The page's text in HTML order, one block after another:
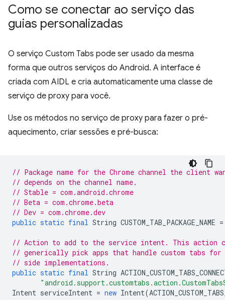
Como se conectar ao serviço das
guias personalizadas
O serviço Custom Tabs pode ser usado da mesma
forma que outros serviços do Android. A interface é
criada com AIDL e cria automaticamente uma classe de
serviço de proxy para você.
Use os métodos no serviço de proxy para fazer o pré-
aquecimento, criar sessões e pré-busca:
// Package name for the Chrome channel the client
// depends on the channel name.
// Stable = com.android.chrome
// Beta = com.chrome.beta
// Dev = com.chrome.dev
public static final String CUSTOM_TAB_PACKAGE_NAME =
// Action to add to the service intent. This action
// generically pick apps that handle custom tabs
// side implementations.
public static final String
Intent serviceIntent = new Intent(